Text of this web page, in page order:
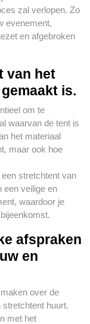
zal verlopen. Zo
evenement,
en afgebroken
van het
is.
om te
waarvan de tent is
het materiaal
maar ook hoe
stretchtent van
een veilige en
waardoor je
afspraken
en
over de
stretchtent huurt.
met het